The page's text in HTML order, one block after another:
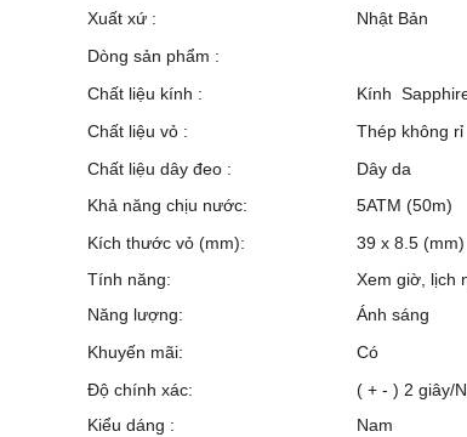
Xuất xứ :
Nhật Bản
Dòng sản phẩm :
Chất liệu kính :
Kính
Chất liệu vỏ :
Thép không rỉ
Chất liệu dây đeo :
Dây da
Khả năng chịu nước:
5ATM (50m)
Kích thước vỏ (mm):
39 x 8.5 (mm)
Tính năng:
Xem giờ, lịch
Năng lượng:
Ánh sáng
Khuyến mãi:
Có
Độ chính xác:
( + - ) 2 giây/
Kiểu dáng :
Nam